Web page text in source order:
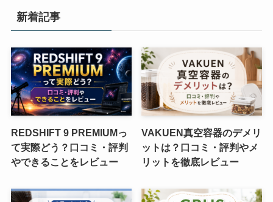
新着記事
REDSHIFT 9 PREMIUMっ
て実際どう？口コミ・評判
やできることをレビュー
VAKUEN真空容器のデメリ
ットは？口コミ・評判やメ
リットを徹底レビュー